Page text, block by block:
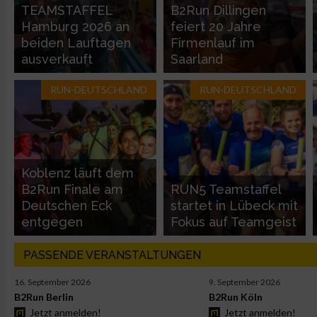
TEAMSTAFFEL
Hamburg 2026 an
beiden Lauftagen
ausverkauft
B2Run Dillingen
feiert 20 Jahre
Firmenlauf im
Saarland
RUN-DEUTSCHLAND
Koblenz läuft dem
B2Run Finale am
Deutschen Eck
entgegen
RUN-DEUTSCHLAND
RUN5 Teamstaffel
startet in Lübeck mit
Fokus auf Teamgeist
PASSENDE VERANSTALTUNGEN
16. September 2026
B2Run Berlin
Jetzt anmelden!
9. September 2026
B2Run Köln
Jetzt anmelden!
Nicht-IAB-Verarbeitungszwecke:
Notwendig
Performance
Funktional
Werbung